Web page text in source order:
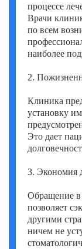
процессе
Врачи
по всем
наиболее
2.
Клиника
установку
Это дает
3. Экономия
Обращение
позволяет
другими
ничем не